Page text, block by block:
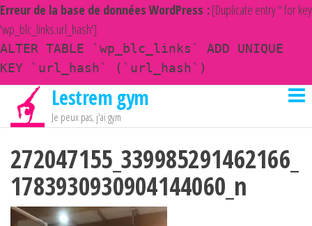
Erreur de la base de données WordPress :[Duplicate entry '' for key
'wp_blc_links.url_hash']
ALTER TABLE `wp_blc_links` ADD UNIQUE
KEY `url_hash` (`url_hash`)
Passer
contenu
Lestrem gym
Je peux pas, j'ai gym
272047155_339985291462166_
1783930930904144060_n